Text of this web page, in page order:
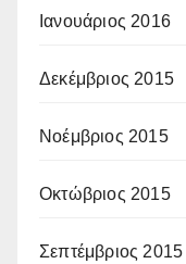
Ιανουάριος 2016
Δεκέμβριος 2015
Νοέμβριος 2015
Οκτώβριος 2015
Σεπτέμβριος 2015